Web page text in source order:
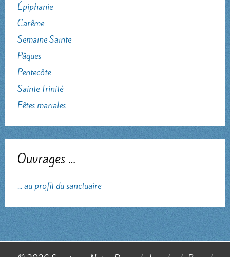
Épiphanie
Carême
Semaine Sainte
Pâques
Pentecôte
Sainte Trinité
Fêtes mariales
Ouvrages …
... au profit du sanctuaire